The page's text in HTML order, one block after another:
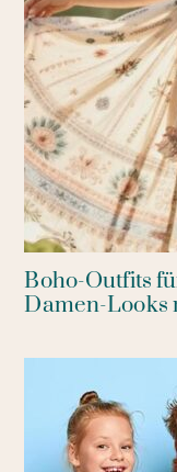
Boho-Outfits
Damen-Looks